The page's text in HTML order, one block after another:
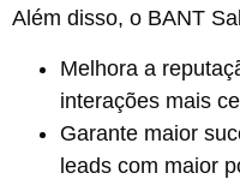
Além disso, o BANT
Melhora a
interações mais
Garante maior
leads com maior